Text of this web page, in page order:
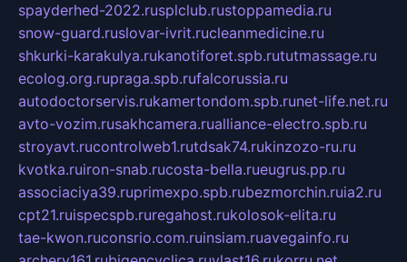
spayderhed-2022.rusplclub.rustoppamedia.ru
snow-guard.ruslovar-ivrit.rucleanmedicine.ru
shkurki-karakulya.rukanotiforet.spb.rututmassage.ru
ecolog.org.rupraga.spb.rufalcorussia.ru
autodoctorservis.rukamertondom.spb.runet-life.net.ru
avto-vozim.rusakhcamera.rualliance-electro.spb.ru
stroyavt.rucontrolweb1.rutdsak74.rukinzozo-ru.ru
kvotka.ruiron-snab.rucosta-bella.rueugrus.pp.ru
associaciya39.ruprimexpo.spb.rubezmorchin.ruia2.ru
cpt21.ruispecspb.ruregahost.rukolosok-elita.ru
tae-kwon.ruconsrio.com.ruinsiam.ruavegainfo.ru